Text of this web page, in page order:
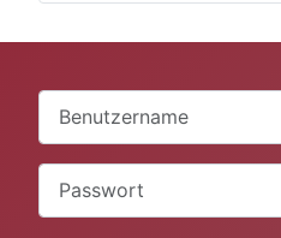
Benutzername
Passwort